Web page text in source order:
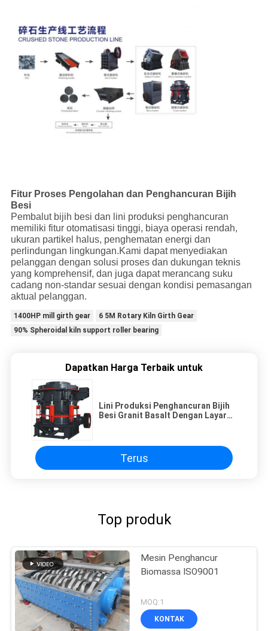
Fitur Proses Pengolahan dan Penghancuran Bijih
Besi
Pembalut bijih besi dan lini produksi penghancuran
memiliki fitur otomatisasi tinggi, biaya operasi rendah,
ukuran partikel halus, penghematan energi dan
perlindungan lingkungan.Kami dapat menyediakan
pelanggan dengan solusi proses dan dukungan teknis
yang komprehensif, dan juga dapat merancang suku
cadang non-standar sesuai dengan kondisi pemasangan
aktual pelanggan.
1400HP mill girth gear
6 5M Rotary Kiln Girth Gear
90% Spheroidal kiln support roller bearing
Dapatkan Harga Terbaik untuk
Lini Produksi Penghancuran Bijih
Besi Granit Basalt Dengan Layar
Terus
Top produk
Mesin Penghancur
Biomassa ISO9001
MOQ:1
KONTAK